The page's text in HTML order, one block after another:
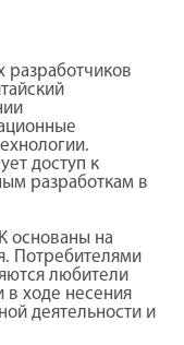
разработчиков
доступ к
разработкам в
основаны на
Потребителями
любители
ходе несения
деятельности и